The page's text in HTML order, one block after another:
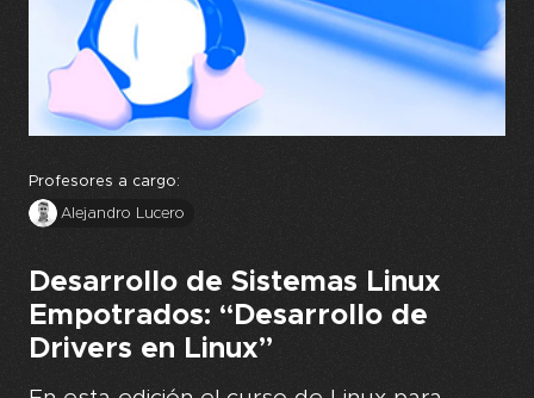
Profesores a cargo:
Alejandro Lucero
Desarrollo de Sistemas Linux
Empotrados: “Desarrollo de
Drivers en Linux”